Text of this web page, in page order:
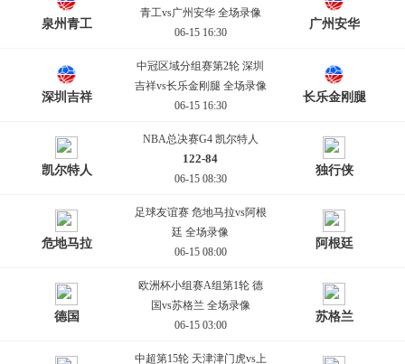
泉州青工
青工vs广州安华 全场录像
06-15 16:30
广州安华
深圳吉祥
中冠区域分组赛第2轮 深圳
吉祥vs长乐金刚腿 全场录像
06-15 16:30
长乐金刚腿
凯尔特人
NBA总决赛G4 凯尔特人
122-84
06-15 08:30
独行侠
危地马拉
足球友谊赛 危地马拉vs阿根
廷 全场录像
06-15 08:00
阿根廷
德国
欧洲杯小组赛A组第1轮 德
国vs苏格兰 全场录像
06-15 03:00
苏格兰
中超第15轮 天津津门虎vs上